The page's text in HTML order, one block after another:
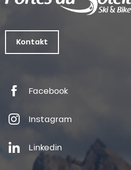
Kontakt
Facebook
Instagram
Linkedin